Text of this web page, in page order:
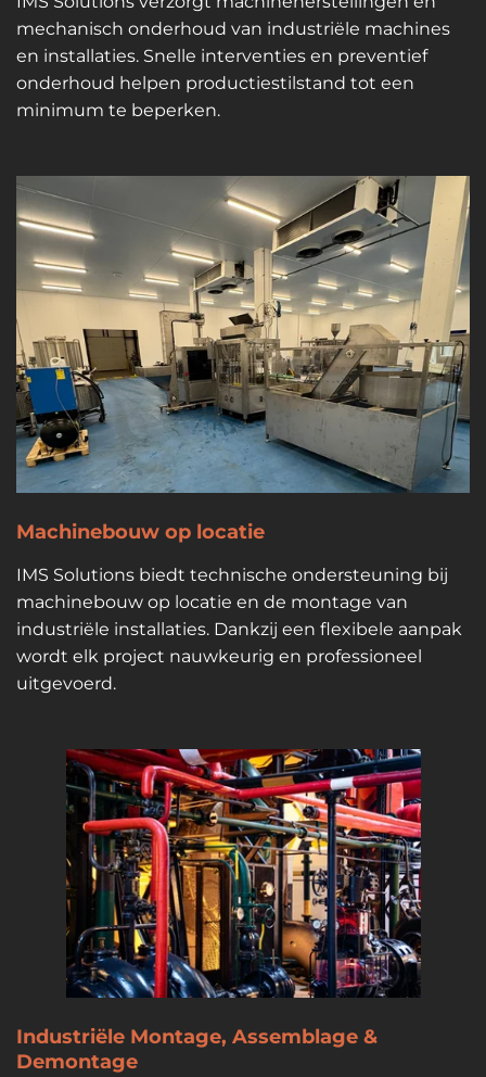
mechanisch onderhoud van industriële machines
en installaties. Snelle interventies en preventief
onderhoud helpen productiestilstand tot een
minimum te beperken.
Machinebouw op locatie
IMS Solutions biedt technische ondersteuning bij
machinebouw op locatie en de montage van
industriële installaties. Dankzij een flexibele aanpak
wordt elk project nauwkeurig en professioneel
uitgevoerd.
Industriële Montage, Assemblage &
Demontage